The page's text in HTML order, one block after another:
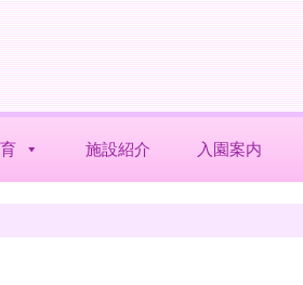
施設紹介 入園案内